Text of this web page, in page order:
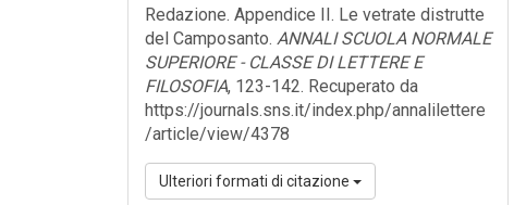
Redazione. Appendice II. Le vetrate distrutte
del Camposanto. ANNALI SCUOLA NORMALE
SUPERIORE - CLASSE DI LETTERE E
FILOSOFIA, 123-142. Recuperato da
https://journals.sns.it/index.php/annalilettere
/article/view/4378
Ulteriori formati di citazione